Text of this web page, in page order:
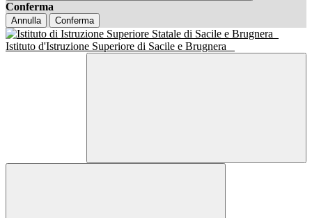
Conferma
Annulla Conferma
Istituto d'Istruzione Superiore di Sacile e Brugnera